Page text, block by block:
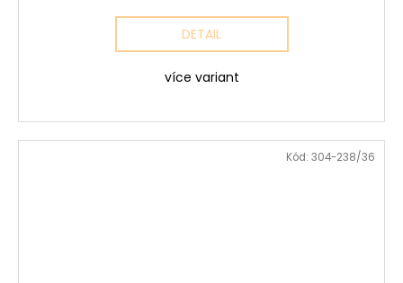
DETAIL
více variant
Kód: 304-238/36